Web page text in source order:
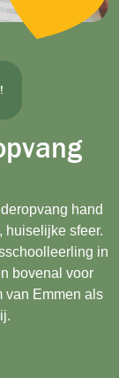
hand
huiselijke sfeer.
in
bovenal voor
van Emmen als